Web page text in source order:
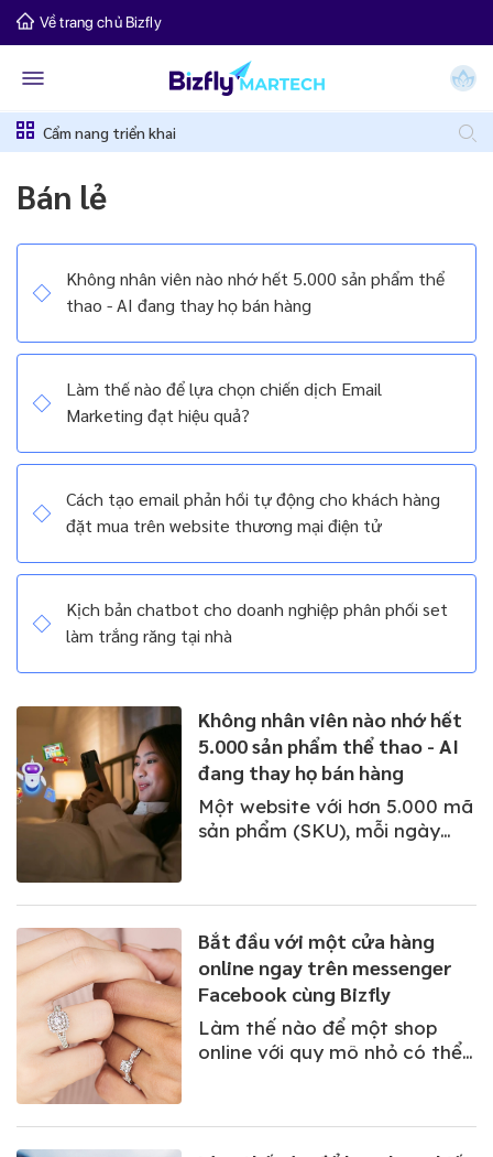
Về trang chủ Bizfly
Cẩm nang triển khai
Bán lẻ
Không nhân viên nào nhớ hết 5.000 sản phẩm thể
thao - AI đang thay họ bán hàng
Làm thế nào để lựa chọn chiến dịch Email
Marketing đạt hiệu quả?
Cách tạo email phản hồi tự động cho khách hàng
đặt mua trên website thương mại điện tử
Kịch bản chatbot cho doanh nghiệp phân phối set
làm trắng răng tại nhà
Không nhân viên nào nhớ hết
5.000 sản phẩm thể thao - AI
đang thay họ bán hàng
Một website với hơn 5.000 mã
sản phẩm (SKU), mỗi ngày
nhiêu nhân sự để đảm bảo
rằng mọi khách hàng đều
được tư vấn đúng và chốt
đơn?
Bắt đầu với một cửa hàng
online ngay trên messenger
Facebook cùng Bizfly
Làm thế nào để một shop
online với quy mô nhỏ có thể
Facebook cùng Bizfly?